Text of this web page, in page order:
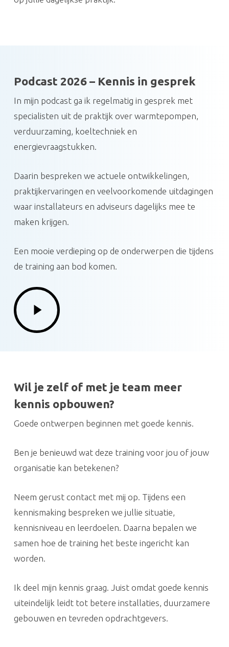
Podcast 2026 – Kennis in gesprek
In mijn podcast ga ik regelmatig in gesprek met
specialisten uit de praktijk over warmtepompen,
verduurzaming, koeltechniek en
energievraagstukken.
Daarin bespreken we actuele ontwikkelingen,
praktijkervaringen en veelvoorkomende uitdagingen
waar installateurs en adviseurs dagelijks mee te
maken krijgen.
Een mooie verdieping op de onderwerpen die tijdens
de training aan bod komen.
Play
Video
Wil je zelf of met je team meer
kennis opbouwen?
Goede ontwerpen beginnen met goede kennis.
Ben je benieuwd wat deze training voor jou of jouw
organisatie kan betekenen?
Neem gerust contact met mij op. Tijdens een
kennismaking bespreken we jullie situatie,
kennisniveau en leerdoelen. Daarna bepalen we
samen hoe de training het beste ingericht kan
worden.
Ik deel mijn kennis graag. Juist omdat goede kennis
uiteindelijk leidt tot betere installaties, duurzamere
gebouwen en tevreden opdrachtgevers.